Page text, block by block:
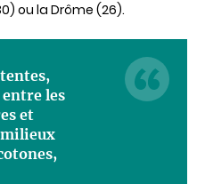
ou la Drôme (26).
les
et
milieux